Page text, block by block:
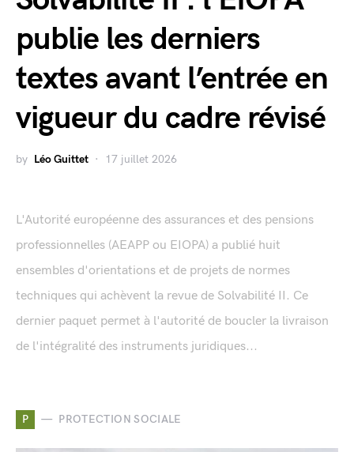
publie les derniers
textes avant l’entrée en
vigueur du cadre révisé
by Léo Guittet 17 juillet 2026
L'Autorité européenne des assurances et des pensions
professionnelles (AEAPP ou EIOPA) a publié huit
ensembles d'orientations et de projets de normes
techniques qui achèvent la revue de Solvabilité II. Ce
dernier paquet permet à l'autorité de boucler la livraison
de l'intégralité des instruments juridiques...
P PROTECTION SOCIALE